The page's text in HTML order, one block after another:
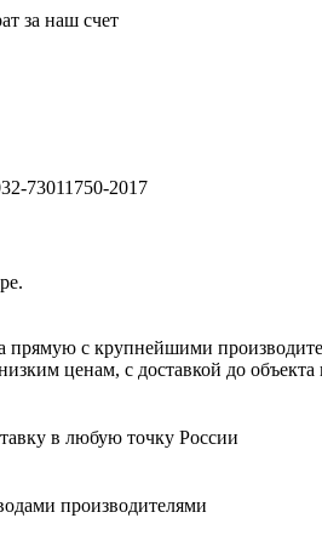
за наш счет
73011750-2017
прямую с крупнейшими
ценам, с доставкой до
в любую точку России
производителями